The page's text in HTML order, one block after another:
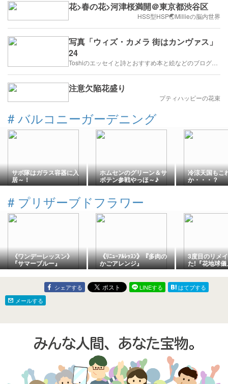
花>春の花>河津桜満開＠東京都渋谷区
HSS型HSP🌏Millieの脳内世界
写真「ウィズ・カメラ 街はカンヴァス」
24
注意欠陥花盛り
プティハッピーの花束
# バルコニーガーデニング
サボ隊はガラス容器に入
居～！
ホムセンのグリーン＆サ
ボテン参戦やっほ～♪
冷涼天国もこ
か・・・？
# プリザーブドフラワー
《ワンデーレッスン》
『サマーブルー』
《ﾘﾆｭｰｱﾙﾚｯｽﾝ》『多肉の
かごアレンジ』
3度目のリメ
た!『花地球
シェアする LINEする
はてブする
メールする